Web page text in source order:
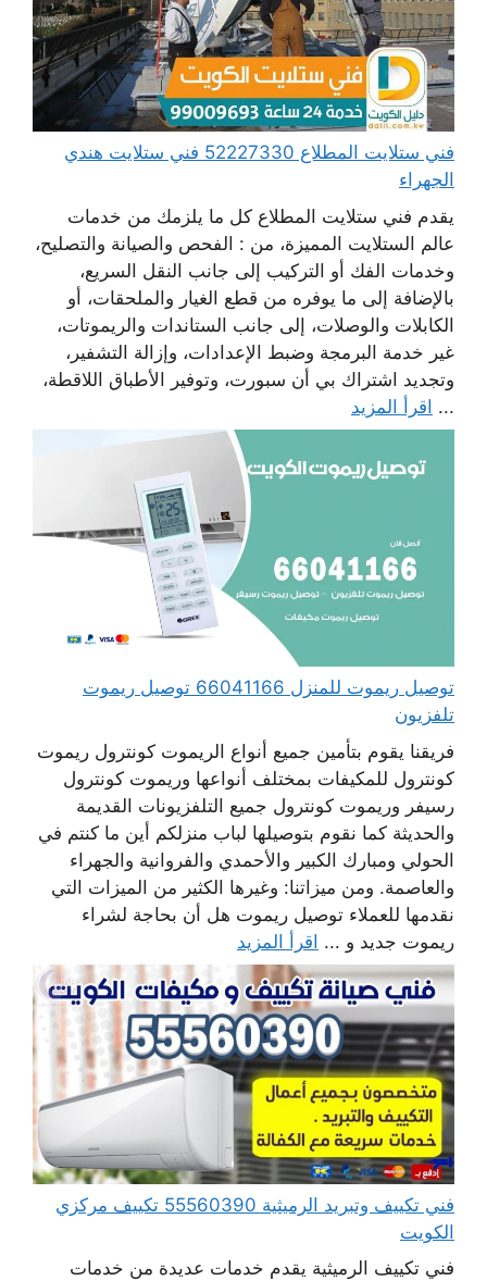
فني ستلايت المطلاع 52227330 فني ستلايت هندي
الجهراء
يقدم فني ستلايت المطلاع كل ما يلزمك من خدمات
عالم الستلايت المميزة، من : الفحص والصيانة والتصليح،
وخدمات الفك أو التركيب إلى جانب النقل السريع،
بالإضافة إلى ما يوفره من قطع الغيار والملحقات، أو
الكابلات والوصلات، إلى جانب الستاندات والريموتات،
غير خدمة البرمجة وضبط الإعدادات، وإزالة التشفير،
وتجديد اشتراك بي أن سبورت، وتوفير الأطباق اللاقطة،
... اقرأ المزيد
توصيل ريموت للمنزل 66041166 توصيل ريموت
تلفزيون
فريقنا يقوم بتأمين جميع أنواع الريموت كونترول ريموت
كونترول للمكيفات بمختلف أنواعها وريموت كونترول
رسيفر وريموت كونترول جميع التلفزيونات القديمة
والحديثة كما نقوم بتوصيلها لباب منزلكم أين ما كنتم في
الحولي ومبارك الكبير والأحمدي والفروانية والجهراء
والعاصمة. ومن ميزاتنا: وغيرها الكثير من الميزات التي
نقدمها للعملاء توصيل ريموت هل أن بحاجة لشراء
ريموت جديد و ... اقرأ المزيد
فني تكييف وتبريد الرميثية 55560390 تكييف مركزي
الكويت
فني تكييف الرميثية يقدم خدمات عديدة من خدمات